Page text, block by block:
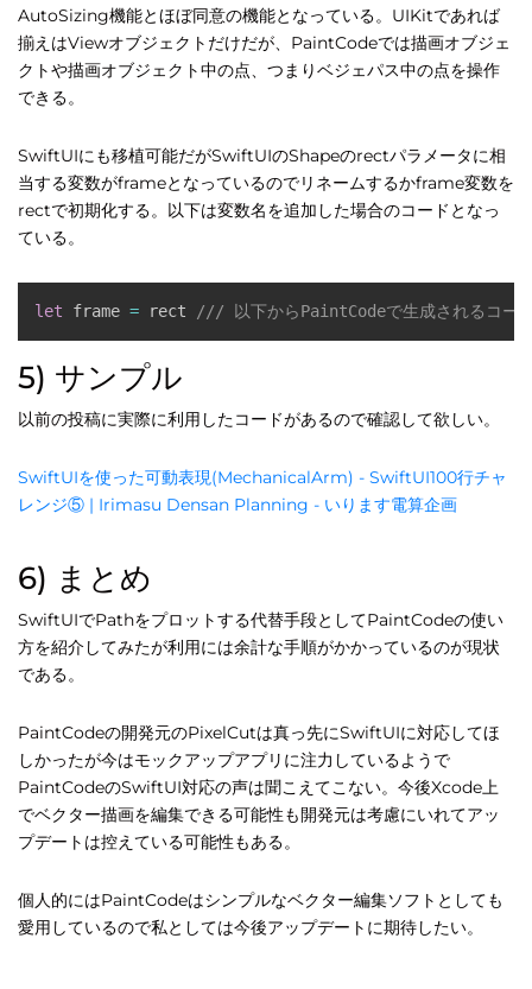
AutoSizing機能とほぼ同意の機能となっている。UIKitであれば
揃えはViewオブジェクトだけだが、PaintCodeでは描画オブジェ
クトや描画オブジェクト中の点、つまりベジェパス中の点を操作
できる。
SwiftUIにも移植可能だがSwiftUIのShapeのrectパラメータに相
当する変数がframeとなっているのでリネームするかframe変数を
rectで初期化する。以下は変数名を追加した場合のコードとなっ
ている。
let frame = rect /// 以下からPaintCodeで生成されるコー
5) サンプル
以前の投稿に実際に利用したコードがあるので確認して欲しい。
SwiftUIを使った可動表現(MechanicalArm) - SwiftUI100行チャ
レンジ⑤ | Irimasu Densan Planning - いります電算企画
6) まとめ
SwiftUIでPathをプロットする代替手段としてPaintCodeの使い
方を紹介してみたが利用には余計な手順がかかっているのが現状
である。
PaintCodeの開発元のPixelCutは真っ先にSwiftUIに対応してほ
しかったが今はモックアップアプリに注力しているようで
PaintCodeのSwiftUI対応の声は聞こえてこない。今後Xcode上
でベクター描画を編集できる可能性も開発元は考慮にいれてアッ
プデートは控えている可能性もある。
個人的にはPaintCodeはシンプルなベクター編集ソフトとしても
愛用しているので私としては今後アップデートに期待したい。